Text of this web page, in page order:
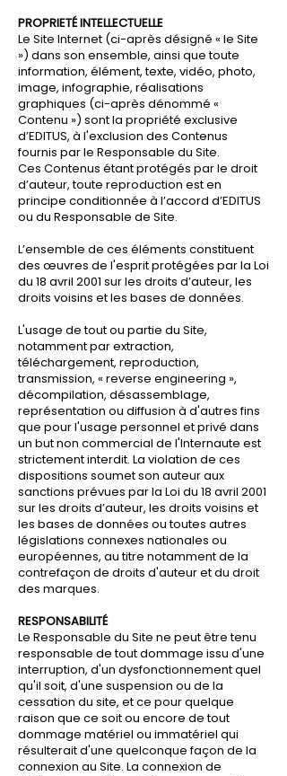
PROPRIETÉ INTELLECTUELLE
Le Site Internet (ci-après désigné « le Site
») dans son ensemble, ainsi que toute
information, élément, texte, vidéo, photo,
image, infographie, réalisations
graphiques (ci-après dénommé «
Contenu ») sont la propriété exclusive
d’EDITUS, à l'exclusion des Contenus
fournis par le Responsable du Site.
Ces Contenus étant protégés par le droit
d’auteur, toute reproduction est en
principe conditionnée à l’accord d’EDITUS
ou du Responsable de Site.
L’ensemble de ces éléments constituent
des œuvres de l'esprit protégées par la Loi
du 18 avril 2001 sur les droits d’auteur, les
droits voisins et les bases de données.
L'usage de tout ou partie du Site,
notamment par extraction,
téléchargement, reproduction,
transmission, « reverse engineering »,
décompilation, désassemblage,
représentation ou diffusion à d'autres fins
que pour l'usage personnel et privé dans
un but non commercial de l'Internaute est
strictement interdit. La violation de ces
dispositions soumet son auteur aux
sanctions prévues par la Loi du 18 avril 2001
sur les droits d’auteur, les droits voisins et
les bases de données ou toutes autres
législations connexes nationales ou
européennes, au titre notamment de la
contrefaçon de droits d'auteur et du droit
des marques.
RESPONSABILITÉ
Le Responsable du Site ne peut être tenu
responsable de tout dommage issu d'une
interruption, d'un dysfonctionnement quel
qu'il soit, d'une suspension ou de la
cessation du site, et ce pour quelque
raison que ce soit ou encore de tout
dommage matériel ou immatériel qui
résulterait d'une quelconque façon de la
connexion au Site. La connexion de